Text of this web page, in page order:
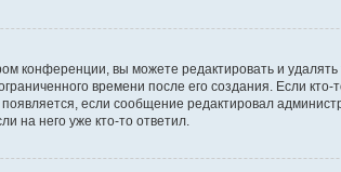
конференции, вы можете редактировать и
времени после его создания. Если
если сообщение редактировал
на него уже кто-то ответил.